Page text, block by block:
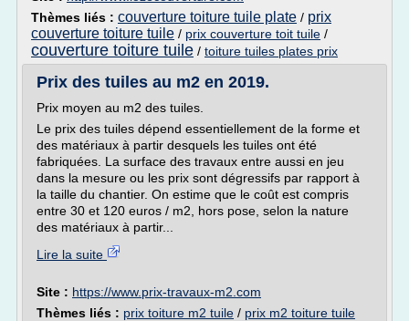
Thèmes liés : couverture toiture tuile plate / prix
couverture toiture tuile / prix couverture toit tuile /
couverture toiture tuile / toiture tuiles plates prix
Prix des tuiles au m2 en 2019.
Prix moyen au m2 des tuiles.
Le prix des tuiles dépend essentiellement de la forme et
des matériaux à partir desquels les tuiles ont été
fabriquées. La surface des travaux entre aussi en jeu
dans la mesure ou les prix sont dégressifs par rapport à
la taille du chantier. On estime que le coût est compris
entre 30 et 120 euros / m2, hors pose, selon la nature
des matériaux à partir...
Lire la suite
Site : https://www.prix-travaux-m2.com
Thèmes liés : prix toiture m2 tuile / prix m2 toiture tuile